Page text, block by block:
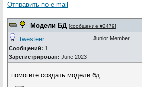
Отправить по e-mail
Модели БД [сообщение #2479]
twesteer
Сообщений: 1
Зарегистрирован: June 2023
Junior Member
помогите создать модели бд